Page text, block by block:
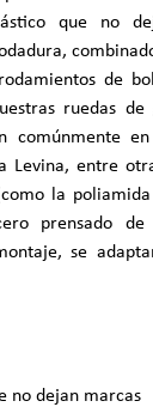
que no
de
ruedas de
comúnmente
Levina, entre
la
prensado
se
no dejan marcas